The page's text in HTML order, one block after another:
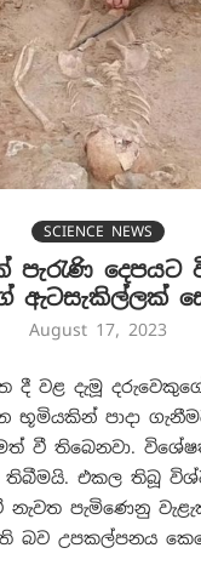
SCIENCE NEWS
පැරැණි දෙපයට
ඇටසැකිල්ලක්
August 17, 2023
දී වළ දැමූ
භූමියකින් පාදා
වී තිබෙනවා.
තිබීමයි. එකල තිබූ
පැමිණෙනු
බව උපකල්පනය